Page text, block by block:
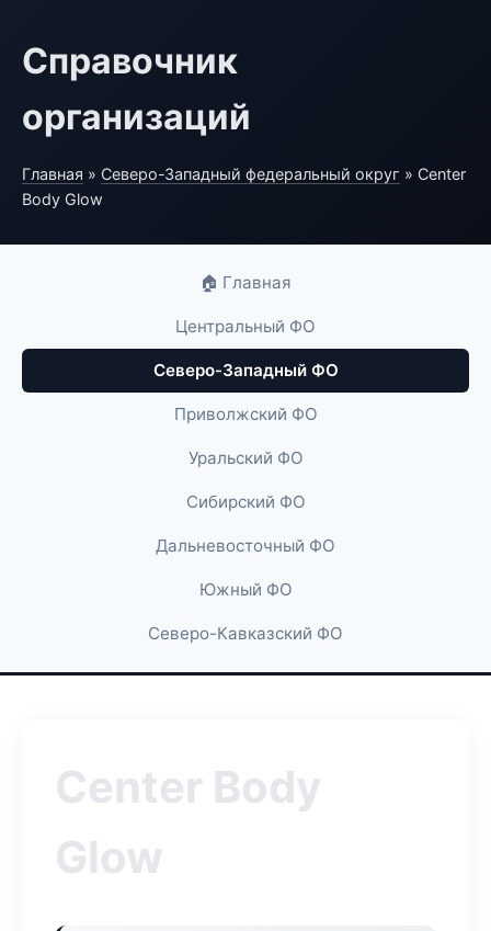
Справочник
организаций
Главная » Северо-Западный федеральный округ » Center
Body Glow
🏠 Главная
Центральный ФО
Северо-Западный ФО
Приволжский ФО
Уральский ФО
Сибирский ФО
Дальневосточный ФО
Южный ФО
Северо-Кавказский ФО
Center Body
Glow